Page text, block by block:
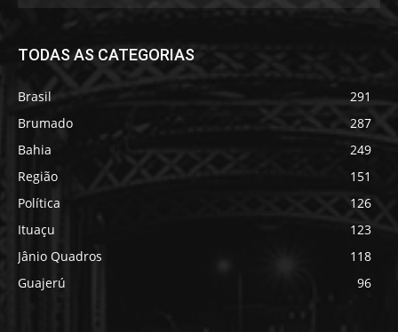
TODAS AS CATEGORIAS
Brasil
291
Brumado
287
Bahia
249
Região
151
Política
126
Ituaçu
123
Jânio Quadros
118
Guajerú
96